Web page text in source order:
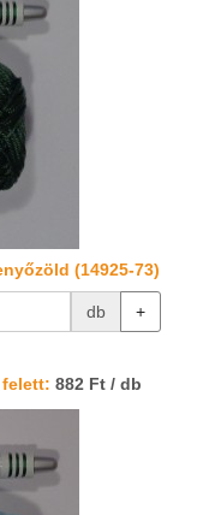
(14925-73)
db +
felett: 882 Ft / db